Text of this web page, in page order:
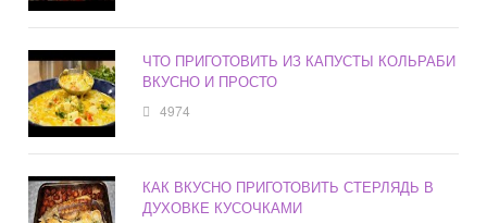
ЧТО ПРИГОТОВИТЬ ИЗ КАПУСТЫ КОЛЬРАБИ
ВКУСНО И ПРОСТО
4974
КАК ВКУСНО ПРИГОТОВИТЬ СТЕРЛЯДЬ В
ДУХОВКЕ КУСОЧКАМИ